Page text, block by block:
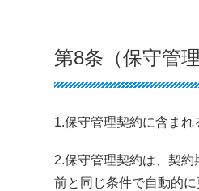
第8条（保守管
1.保守管理契約に含まれ
2.保守管理契約は、契
前と同じ条件で自動的に